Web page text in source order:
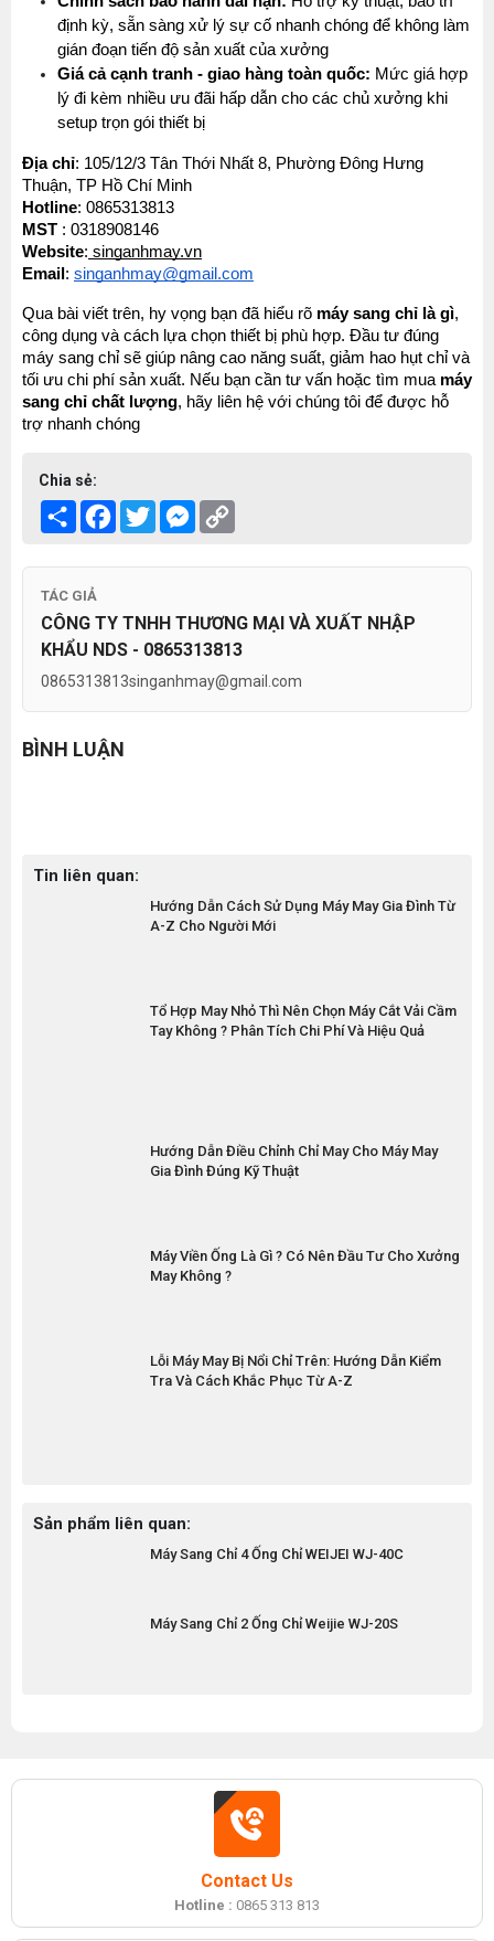
định kỳ, sẵn sàng xử lý sự cố nhanh chóng để không làm
gián đoạn tiến độ sản xuất của xưởng
Giá cả cạnh tranh - giao hàng toàn quốc: Mức giá hợp
lý đi kèm nhiều ưu đãi hấp dẫn cho các chủ xưởng khi
setup trọn gói thiết bị
Địa chỉ: 105/12/3 Tân Thới Nhất 8, Phường Đông Hưng
Thuận, TP Hồ Chí Minh
Hotline: 0865313813
MST : 0318908146
Website: singanhmay.vn
Email : singanhmay@gmail.com
Qua bài viết trên, hy vọng bạn đã hiểu rõ máy sang chỉ là gì,
công dụng và cách lựa chọn thiết bị phù hợp. Đầu tư đúng
máy sang chỉ sẽ giúp nâng cao năng suất, giảm hao hụt chỉ và
tối ưu chi phí sản xuất. Nếu bạn cần tư vấn hoặc tìm mua máy
sang chỉ chất lượng, hãy liên hệ với chúng tôi để được hỗ
trợ nhanh chóng
Chia sẻ:
Share Facebook
TwitterMessenger
TÁC GIẢ
CÔNG TY TNHH THƯƠNG MẠI VÀ XUẤT NHẬP
KHẨU NDS - 0865313813
0865313813singanhmay@gmail.com
BÌNH LUẬN
Tin liên quan:
Hướng Dẫn Cách Sử Dụng Máy May Gia Đình Từ
A-Z Cho Người Mới
Tổ Hợp May Nhỏ Thì Nên Chọn Máy Cắt Vải Cầm
Tay Không ? Phân Tích Chi Phí Và Hiệu Quả
Hướng Dẫn Điều Chỉnh Chỉ May Cho Máy May
Gia Đình Đúng Kỹ Thuật
Máy Viền Ống Là Gì ? Có Nên Đầu Tư Cho Xưởng
May Không ?
Lỗi Máy May Bị Nổi Chỉ Trên: Hướng Dẫn Kiểm
Tra Và Cách Khắc Phục Từ A-Z
Sản phẩm liên quan:
Máy Sang Chỉ 4 Ống Chỉ WEIJEI WJ-40C
Máy Sang Chỉ 2 Ống Chỉ Weijie WJ-20S
Contact Us
Hotline : 0865 313 813